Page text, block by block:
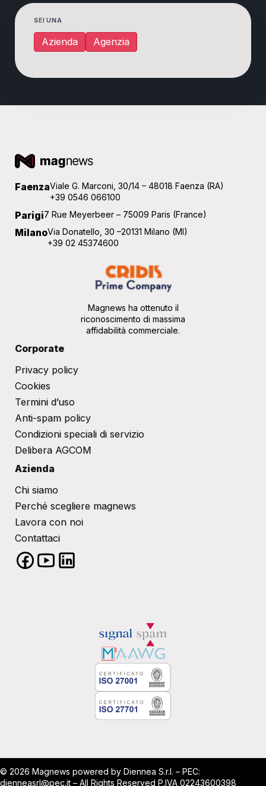
SEI UNA
Azienda Agenzia
FaenzaViale G. Marconi, 30/14 – 48018 Faenza (RA)
+39 0546 066100
Parigi7 Rue Meyerbeer – 75009 Paris (France)
MilanoVia Donatello, 30 –20131 Milano (MI)
+39 02 45374600
Magnews ha ottenuto il
riconoscimento di massima
affidabilità commerciale.
Corporate
Privacy policy
Cookies
Termini d’uso
Anti-spam policy
Condizioni speciali di servizio
Delibera AGCOM
Azienda
Chi siamo
Perché scegliere magnews
Lavora con noi
Contattaci
© 2026 Magnews powered by Diennea S.r.l. – PEC:
dienneasrl@pec.it – All Rights Reserved P.IVA 02243600398